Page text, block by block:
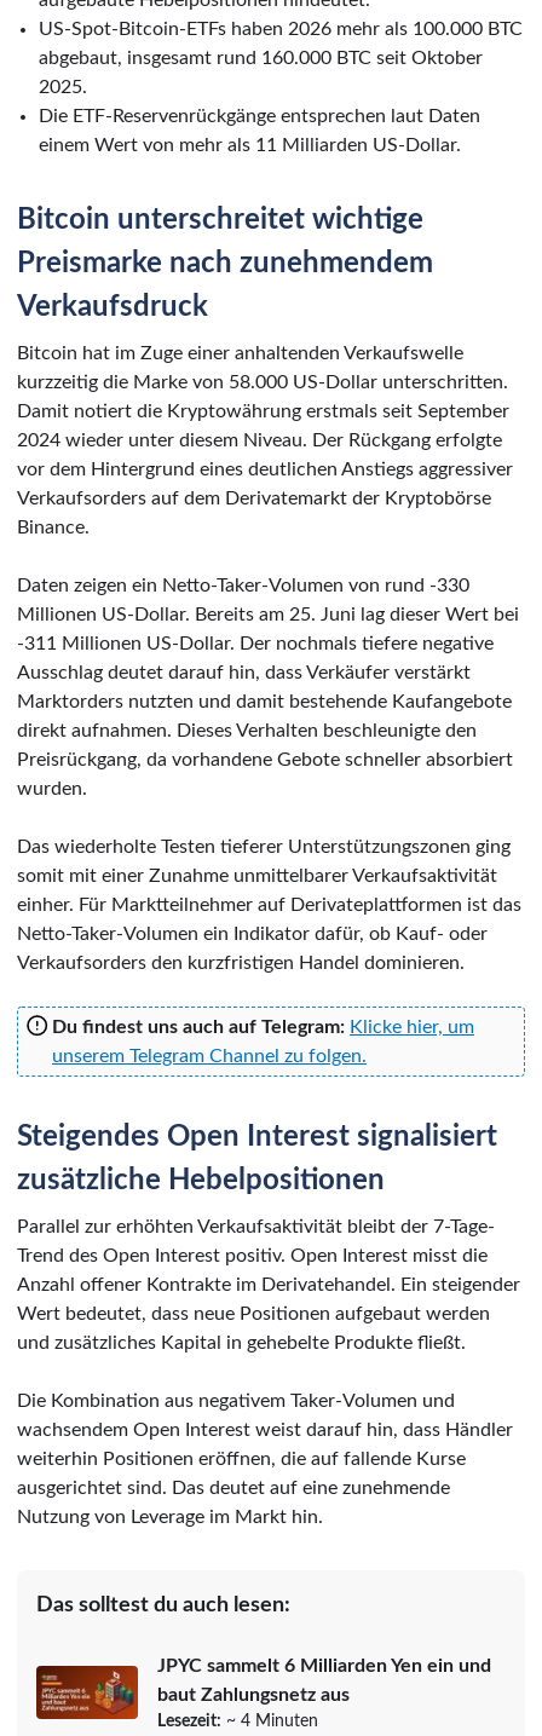
US-Spot-Bitcoin-ETFs haben 2026 mehr als 100.000 BTC
abgebaut, insgesamt rund 160.000 BTC seit Oktober
2025.
Die ETF-Reservenrückgänge entsprechen laut Daten
einem Wert von mehr als 11 Milliarden US-Dollar.
Bitcoin unterschreitet wichtige
Preismarke nach zunehmendem
Verkaufsdruck
Bitcoin hat im Zuge einer anhaltenden Verkaufswelle
kurzzeitig die Marke von 58.000 US-Dollar unterschritten.
Damit notiert die Kryptowährung erstmals seit September
2024 wieder unter diesem Niveau. Der Rückgang erfolgte
vor dem Hintergrund eines deutlichen Anstiegs aggressiver
Verkaufsorders auf dem Derivatemarkt der Kryptobörse
Binance.
Daten zeigen ein Netto-Taker-Volumen von rund -330
Millionen US-Dollar. Bereits am 25. Juni lag dieser Wert bei
-311 Millionen US-Dollar. Der nochmals tiefere negative
Ausschlag deutet darauf hin, dass Verkäufer verstärkt
Marktorders nutzten und damit bestehende Kaufangebote
direkt aufnahmen. Dieses Verhalten beschleunigte den
Preisrückgang, da vorhandene Gebote schneller absorbiert
wurden.
Das wiederholte Testen tieferer Unterstützungszonen ging
somit mit einer Zunahme unmittelbarer Verkaufsaktivität
einher. Für Marktteilnehmer auf Derivateplattformen ist das
Netto-Taker-Volumen ein Indikator dafür, ob Kauf- oder
Verkaufsorders den kurzfristigen Handel dominieren.
Du findest uns auch auf Telegram: Klicke hier, um
unserem Telegram Channel zu folgen.
Steigendes Open Interest signalisiert
zusätzliche Hebelpositionen
Parallel zur erhöhten Verkaufsaktivität bleibt der 7-Tage-
Trend des Open Interest positiv. Open Interest misst die
Anzahl offener Kontrakte im Derivatehandel. Ein steigender
Wert bedeutet, dass neue Positionen aufgebaut werden
und zusätzliches Kapital in gehebelte Produkte fließt.
Die Kombination aus negativem Taker-Volumen und
wachsendem Open Interest weist darauf hin, dass Händler
weiterhin Positionen eröffnen, die auf fallende Kurse
ausgerichtet sind. Das deutet auf eine zunehmende
Nutzung von Leverage im Markt hin.
Das solltest du auch lesen:
JPYC sammelt 6 Milliarden Yen ein und
baut Zahlungsnetz aus
Lesezeit: ~ 4 Minuten